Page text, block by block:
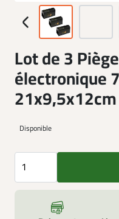
Lot de 3
électronique
21x9,5x12cm
Disponible